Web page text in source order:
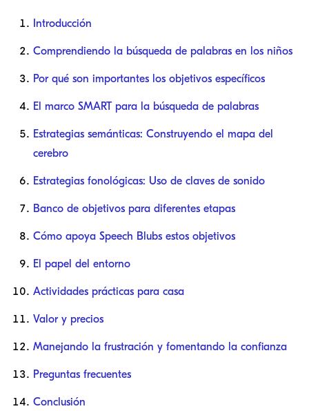
Introducción
Comprendiendo la búsqueda de palabras en los niños
Por qué son importantes los objetivos específicos
El marco SMART para la búsqueda de palabras
Estrategias semánticas: Construyendo el mapa del
cerebro
Estrategias fonológicas: Uso de claves de sonido
Banco de objetivos para diferentes etapas
Cómo apoya Speech Blubs estos objetivos
El papel del entorno
Actividades prácticas para casa
Valor y precios
Manejando la frustración y fomentando la confianza
Preguntas frecuentes
Conclusión